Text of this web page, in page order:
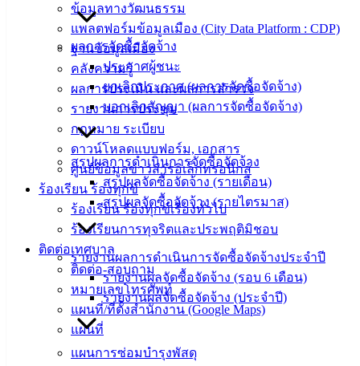
ข้อมูลทางวัฒนธรรม
แพลตฟอร์มข้อมูลเมือง (City Data Platform : CDP)
ฐานข้อมูลเมือง
คลังความรู้
ผลการประเมิน และผลการสำรวจ
รายงานการประชุม
กฎหมาย ระเบียบ
ดาวน์โหลดแบบฟอร์ม, เอกสาร
ศูนย์ข้อมูลข่าวสารอิเล็กทรอนิกส์
ร้องเรียน ร้องทุกข์
ร้องเรียน ร้องทุกข์เรื่องทั่วไป
ร้องเรียนการทุจริตและประพฤติมิชอบ
ติดต่อเทศบาล
ติดต่อ-สอบถาม
หมายเลขโทรศัพท์
แผนที่/ที่ตั้งสำนักงาน (Google Maps)
แผนที่
ผลการจัดซื้อจัดจ้าง
ประกาศผู้ชนะ
ยกเลิกประกาศ (ผลการจัดซื้อจัดจ้าง)
บอกเลิกสัญญา (ผลการจัดซื้อจัดจ้าง)
สรุปผลการดำเนินการจัดซื้อจัดจ้าง
สรุปผลจัดซื้อจัดจ้าง (รายเดือน)
สรุปผลจัดซื้อจัดจ้าง (รายไตรมาส)
รายงานผลการดำเนินการจัดซื้อจัดจ้างประจำปี
รายงานผลจัดซื้อจัดจ้าง (รอบ 6 เดือน)
รายงานผลจัดซื้อจัดจ้าง (ประจำปี)
แผนการซ่อมบำรุงพัสดุ
อ.เมือง จ.ชลบุรี
038-
142-100-104
บริการ
ประชาชน
ดาวน์โหลด
แบบ